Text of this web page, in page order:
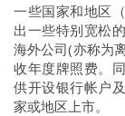
一些国家和地区
出一些特别宽松
海外公司(亦称为
收年度牌照费。
供开设银行帐户
家或地区上市。